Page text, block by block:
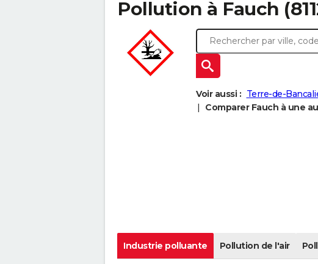
Pollution à Fauch
Voir aussi : Terre-de-
Comparer Fauch à une
Industrie polluante Pollution de l'air